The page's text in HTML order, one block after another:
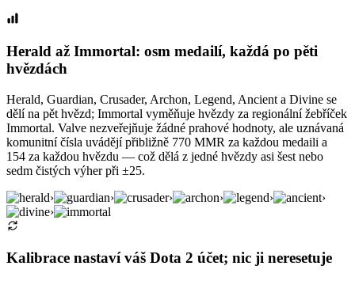
Herald až Immortal: osm medailí, každá po pěti
hvězdách
Herald, Guardian, Crusader, Archon, Legend, Ancient a Divine se
dělí na pět hvězd; Immortal vyměňuje hvězdy za regionální žebříček
Immortal. Valve nezveřejňuje žádné prahové hodnoty, ale uznávaná
komunitní čísla uvádějí přibližně 770 MMR za každou medaili a
154 za každou hvězdu — což dělá z jedné hvězdy asi šest nebo
sedm čistých výher při ±25.
›
› › › ›
›
›
Kalibrace nastaví váš Dota 2 účet; nic ji neresetuje